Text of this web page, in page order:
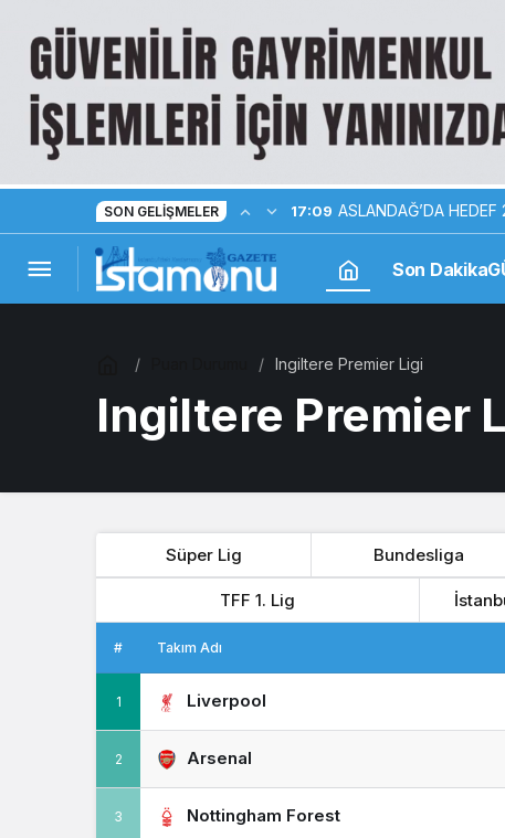
SON GELIŞMELER
ASLANDAĞ’DA HEDEF
Son Dakika
Ingiltere Premier Ligi
Ingiltere Premier
Süper Lig Bundesliga
TFF 1. Lig
# Takım Adı
1 Liverpool
2 Arsenal
3 Nottingham Forest